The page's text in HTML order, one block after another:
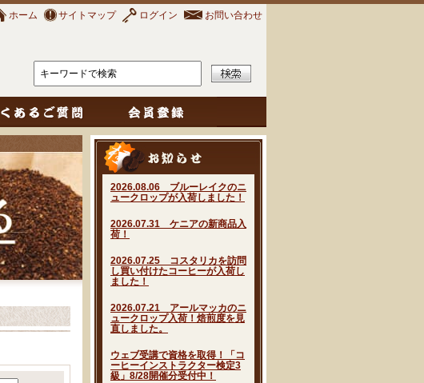
ホーム サイトマップ ログイン お問い合わせ
2026.08.06 ブルーレイクのニ
ュークロップが入荷しました！
2026.07.31 ケニアの新商品入
荷！
2026.07.25 コスタリカを訪問
し買い付けたコーヒーが入荷し
ました！
2026.07.21 アールマッカのニ
ュークロップ入荷！焙煎度を見
直しました。
ウェブ受講で資格を取得！「コ
ーヒーインストラクター検定3
級」8/28開催分受付中！